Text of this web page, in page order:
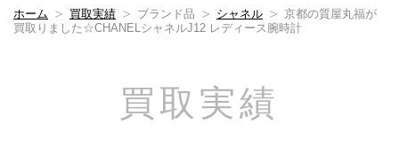
ホーム 買取実績 ブランド品 シャネル
京都の質屋丸福が
買取りました☆CHANELシャネルJ12 レディース腕時計
買取実績